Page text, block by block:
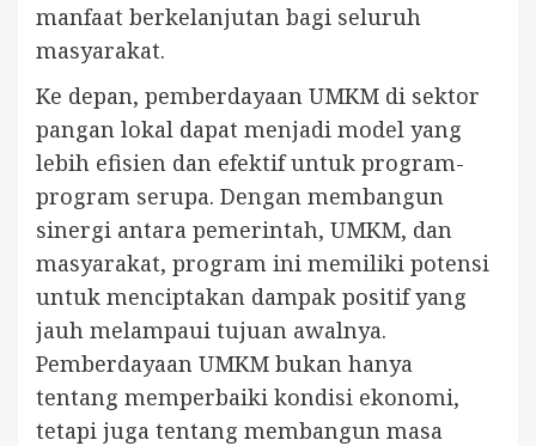
manfaat berkelanjutan bagi seluruh
masyarakat.
Ke depan, pemberdayaan UMKM di sektor
pangan lokal dapat menjadi model yang
lebih efisien dan efektif untuk program-
program serupa. Dengan membangun
sinergi antara pemerintah, UMKM, dan
masyarakat, program ini memiliki potensi
untuk menciptakan dampak positif yang
jauh melampaui tujuan awalnya.
Pemberdayaan UMKM bukan hanya
tentang memperbaiki kondisi ekonomi,
tetapi juga tentang membangun masa